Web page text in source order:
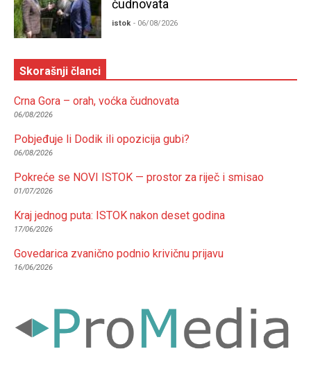
čudnovata
istok - 06/08/2026
Skorašnji članci
Crna Gora – orah, voćka čudnovata
06/08/2026
Pobjeđuje li Dodik ili opozicija gubi?
06/08/2026
Pokreće se NOVI ISTOK — prostor za riječ i smisao
01/07/2026
Kraj jednog puta: ISTOK nakon deset godina
17/06/2026
Govedarica zvanično podnio krivičnu prijavu
16/06/2026